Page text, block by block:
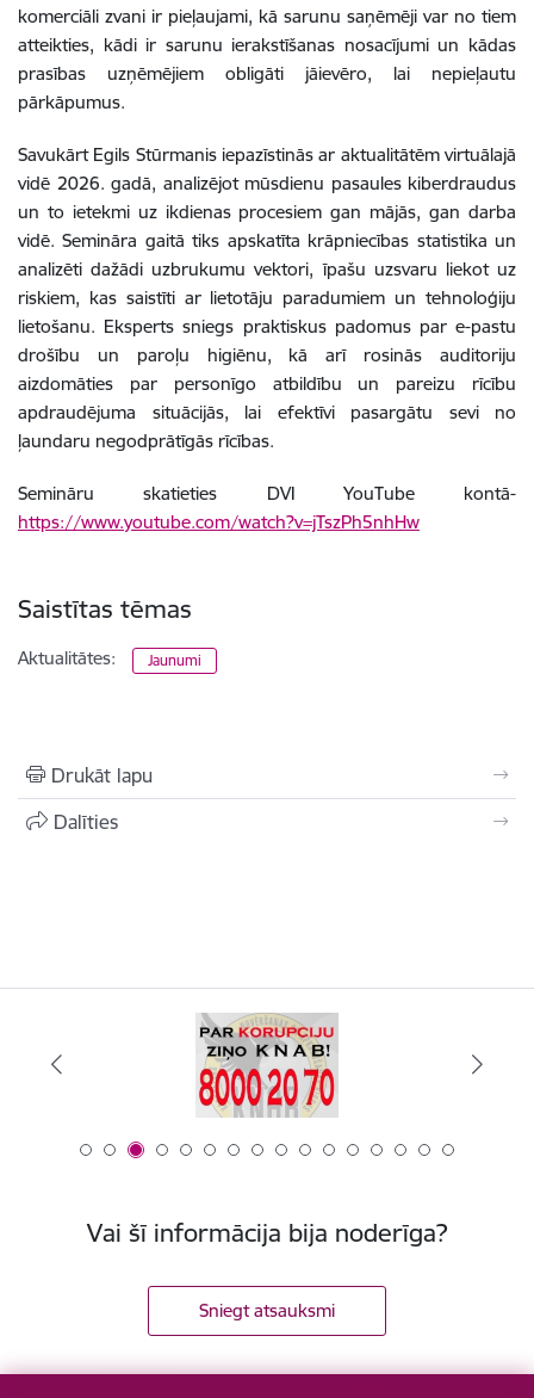
komerciāli zvani ir pieļaujami, kā sarunu saņēmēji var no tiem
atteikties, kādi ir sarunu ierakstīšanas nosacījumi un kādas
prasības uzņēmējiem obligāti jāievēro, lai nepieļautu
pārkāpumus.
Savukārt Egils Stūrmanis iepazīstinās ar aktualitātēm virtuālajā
vidē 2026. gadā, analizējot mūsdienu pasaules kiberdraudus
un to ietekmi uz ikdienas procesiem gan mājās, gan darba
vidē. Semināra gaitā tiks apskatīta krāpniecības statistika un
analizēti dažādi uzbrukumu vektori, īpašu uzsvaru liekot uz
riskiem, kas saistīti ar lietotāju paradumiem un tehnoloģiju
lietošanu. Eksperts sniegs praktiskus padomus par e-pastu
drošību un paroļu higiēnu, kā arī rosinās auditoriju
aizdomāties par personīgo atbildību un pareizu rīcību
apdraudējuma situācijās, lai efektīvi pasargātu sevi no
ļaundaru negodprātīgās rīcības.
Semināru skatieties DVI YouTube kontā-
https://www.youtube.com/watch?v=jTszPh5nhHw
Saistītas tēmas
Aktualitātes: Jaunumi
Drukāt lapu
Dalīties
Vai šī informācija bija noderīga?
Sniegt atsauksmi